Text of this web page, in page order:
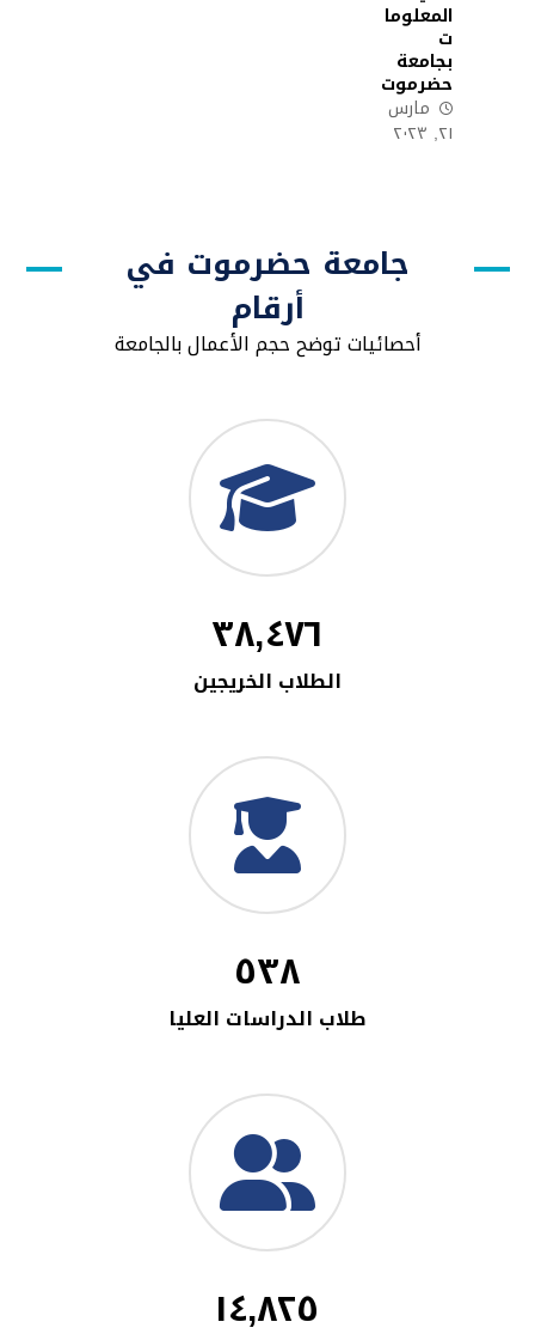
المعلوما
ت
بجامعة
حضرموت
مارس
٢١, ٢٠٢٣
جامعة حضرموت في
أرقام
أحصائيات توضح حجم الأعمال بالجامعة
٣٨,٤٧٦
الطلاب الخريجين
٥٣٨
طلاب الدراسات العليا
١٤,٨٢٥